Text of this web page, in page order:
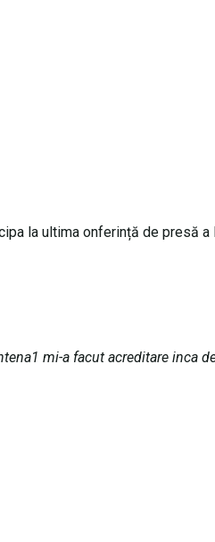
la ultima onferință de presă a
mi-a facut acreditare inca